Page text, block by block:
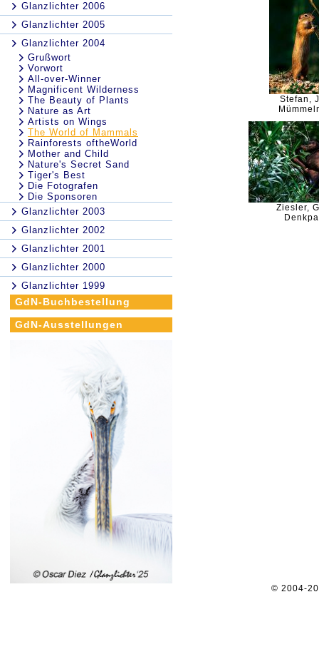
Glanzlichter 2006
Glanzlichter 2005
Glanzlichter 2004
Grußwort
Vorwort
All-over-Winner
Magnificent Wilderness
The Beauty of Plants
Nature as Art
Artists on Wings
The World of Mammals
Rainforests oftheWorld
Mother and Child
Nature's Secret Sand
Tiger's Best
Die Fotografen
Die Sponsoren
Glanzlichter 2003
Glanzlichter 2002
Glanzlichter 2001
Glanzlichter 2000
Glanzlichter 1999
GdN-Buchbestellung
GdN-Ausstellungen
Stefan,
Ziesler,
© 2004-